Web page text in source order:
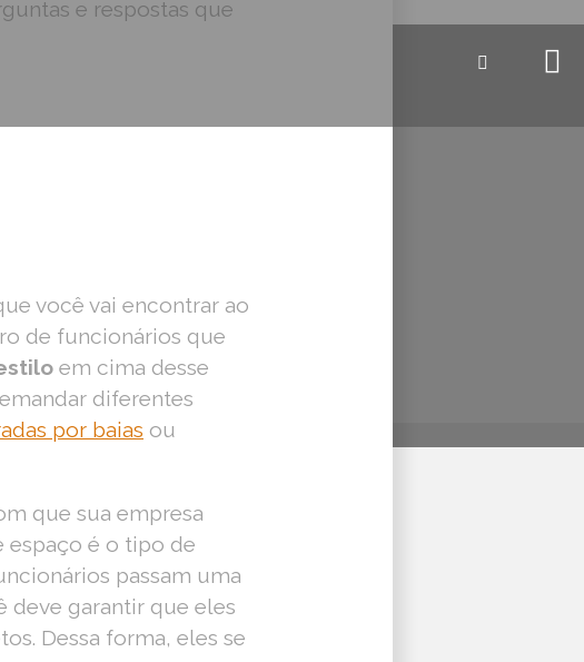
e respostas que
você vai encontrar ao
de funcionários que
em cima desse
diferentes
por baias ou
que sua empresa
espaço é o tipo de
passam uma
deve garantir que eles
Dessa forma, eles se